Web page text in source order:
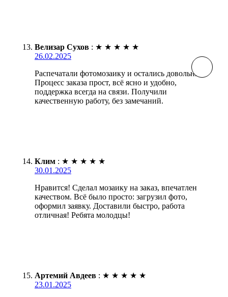
Велизар Сухов : ★ ★ ★ ★ ★
26.02.2025
Распечатали фотомозаику и остались довольны.
Процесс заказа прост, всё ясно и удобно,
поддержка всегда на связи. Получили
качественную работу, без замечаний.
Клим : ★ ★ ★ ★ ★
30.01.2025
Нравится! Сделал мозаику на заказ, впечатлен
качеством. Всё было просто: загрузил фото,
оформил заявку. Доставили быстро, работа
отличная! Ребята молодцы!
Артемий Авдеев : ★ ★ ★ ★ ★
23.01.2025